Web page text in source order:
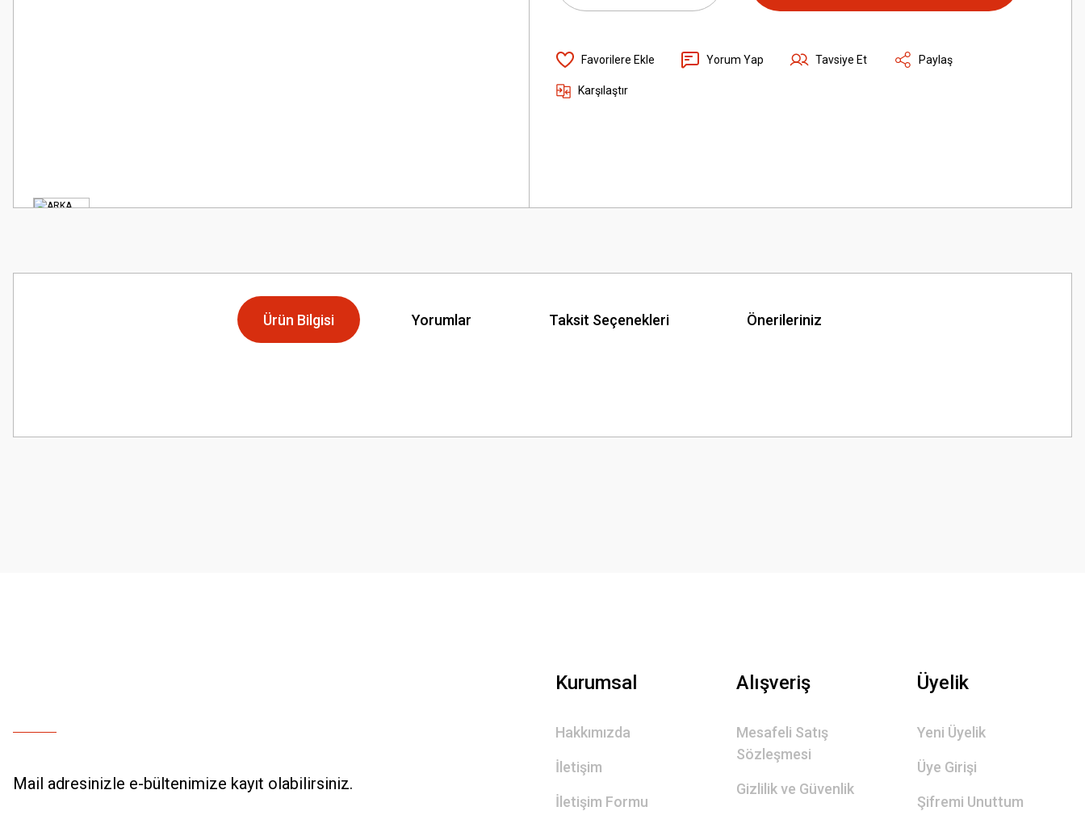
Yorum Yap Tavsiye Et Paylaş
Karşılaştır
Ürün Bilgisi Yorumlar Taksit Seçenekleri Önerileriniz
Görüş ve önerileriniz için teşekkür ederiz.
Mail adresinizle e-bültenimize kayıt olabilirsiniz.
Kurumsal
Hakkımızda
İletişim
İletişim Formu
Alışveriş
Mesafeli Satış
Sözleşmesi
Gizlilik ve Güvenlik
Üyelik
Yeni Üyelik
Üye Girişi
Şifremi Unuttum